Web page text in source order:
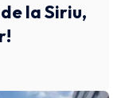
la Siriu,